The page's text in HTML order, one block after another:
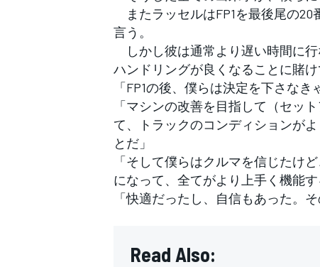
またラッセルはFP1を最後尾の20
言う。
しかし彼は通常より遅い時間に
ハンドリングが良くなることに賭け
「FP1の後、僕らは決定を下さなき
「マシンの改善を目指して（セッ
て、トラックのコンディションが
とだ」
「そして僕らはクルマを信じたけ
になって、全てがより上手く機能す
「快適だったし、自信もあった。
Read Also: